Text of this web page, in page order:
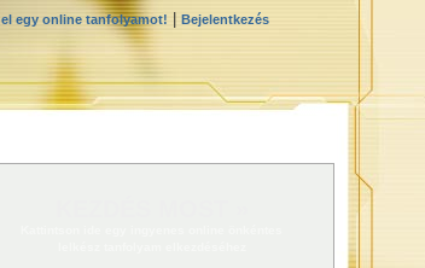
egy online tanfolyamot! Bejelentkezés